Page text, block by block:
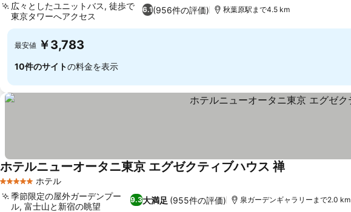
6.1(956件の評価)
広々としたユニットバス, 徒歩で
東京タワーへアクセス
秋葉原駅まで4.5 km
最安値 ￥3,783
10件のサイトの料金を表示
5 ホテルのランク
ホテル
ホテルニューオータニ東京 エグゼクティブハウス 禅料金を表示
9.3大満足 (955件の評価)
季節限定の屋外ガーデンプー
ル, 富士山と新宿の眺望
泉ガーデンギャラリーまで2.0 km